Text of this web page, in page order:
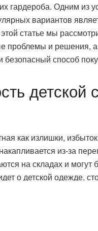
гардероба. Одним из
вариантов
статье мы
проблемы и решения,
безопасный способ
детской
как излишки,
из-за
на складах и
о детской одежде,